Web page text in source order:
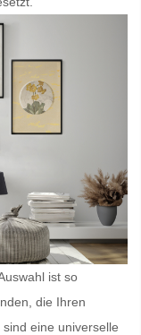
ist so
die Ihren
sind eine universelle